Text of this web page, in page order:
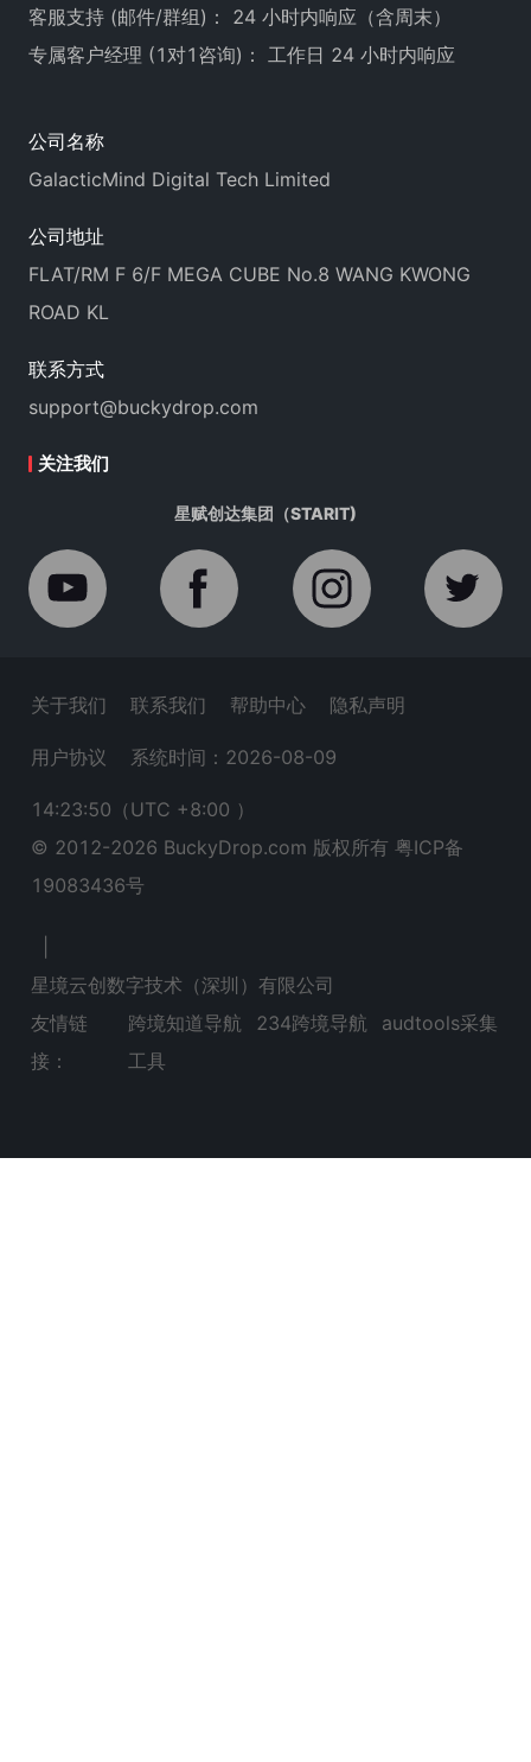
客服支持 (邮件/群组)： 24 小时内响应（含周末）
专属客户经理 (1对1咨询)： 工作日 24 小时内响应
公司名称
GalacticMind Digital Tech Limited
公司地址
FLAT/RM F 6/F MEGA CUBE No.8 WANG KWONG
ROAD KL
联系方式
support@buckydrop.com
关注我们
星赋创达集团（STARIT)
关于我们 联系我们 帮助中心 隐私声明
用户协议 系统时间：2026-08-09
14:23:50 （UTC +8:00 ）
© 2012-2026 BuckyDrop.com 版权所有 粤ICP备
19083436号
星境云创数字技术（深圳）有限公司
友情链
接：
跨境知道导航 234跨境导航
audtools采集
工具